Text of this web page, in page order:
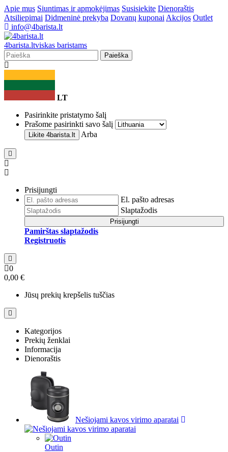
Apie mus Siuntimas ir apmokėjimas Susisiekite Dienoraštis
Atsiliepimai Didmeninė prekyba Dovanų kuponai Akcijos Outlet
info@4barista.lt
4barista.ltviskas baristams
Paieška
LT
Pasirinkite pristatymo šalį
Prašome pasirinkti savo šalį
Likite 4barista.lt Arba
Prisijungti
El. pašto adresas
Slaptažodis
Prisijungti
Pamirštas slaptažodis
Registruotis
0
0,00 €
Jūsų prekių krepšelis tuščias
Kategorijos
Prekių ženklai
Informacija
Dienoraštis
Nešiojami kavos virimo aparatai
Outin